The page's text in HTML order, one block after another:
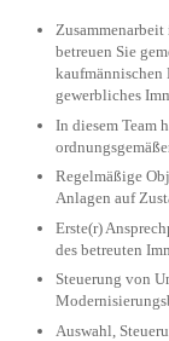
betreuen Sie
kaufmännischen
gewerbliches
In diesem Team
Regelmäßige
Anlagen auf
Erste(r)
des betreuten
Steuerung von
Auswahl,